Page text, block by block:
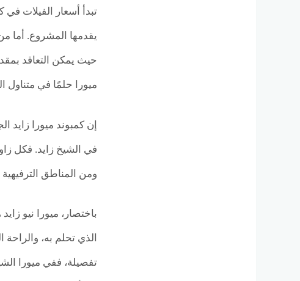
ميورا حلمًا في متناول
إن كمبوند ميورا
في الشيخ زايد. فكل
ومن المناطق الترفيهية
باختصار، ميورا نيو
تفصيلة، ففي ميورا